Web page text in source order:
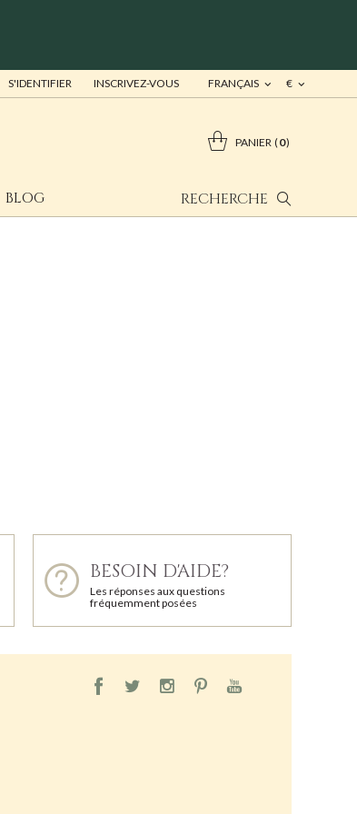
€
FRANÇAIS
S'IDENTIFIER INSCRIVEZ-VOUS
RECHERCHE
PANIER 0
BLOG
BESOIN D'AIDE?
Les réponses aux questions
fréquemment posées